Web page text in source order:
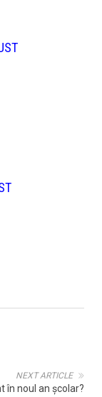
NEXT ARTICLE
în noul an școlar?